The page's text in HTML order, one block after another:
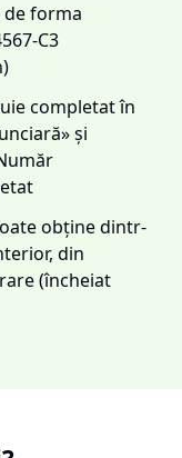
forma
C3
completat în
și
obține dintr-
din
(încheiat